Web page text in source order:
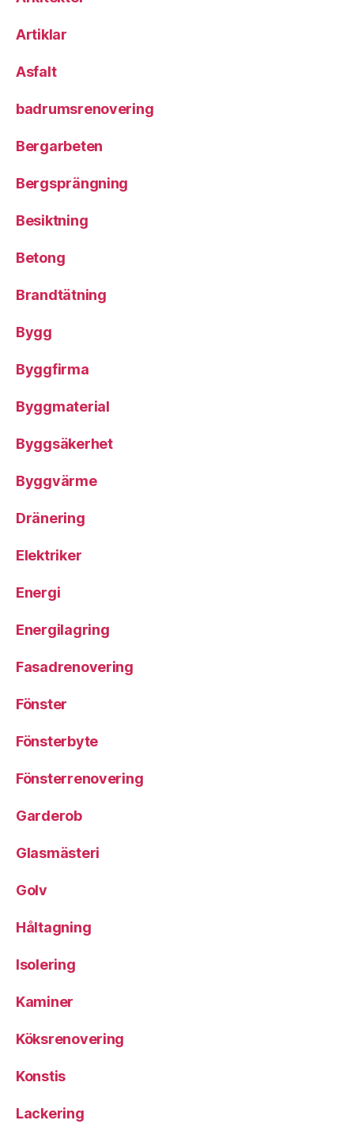
Artiklar
Asfalt
badrumsrenovering
Bergarbeten
Bergsprängning
Besiktning
Betong
Brandtätning
Bygg
Byggfirma
Byggmaterial
Byggsäkerhet
Byggvärme
Dränering
Elektriker
Energi
Energilagring
Fasadrenovering
Fönster
Fönsterbyte
Fönsterrenovering
Garderob
Glasmästeri
Golv
Håltagning
Isolering
Kaminer
Köksrenovering
Konstis
Lackering